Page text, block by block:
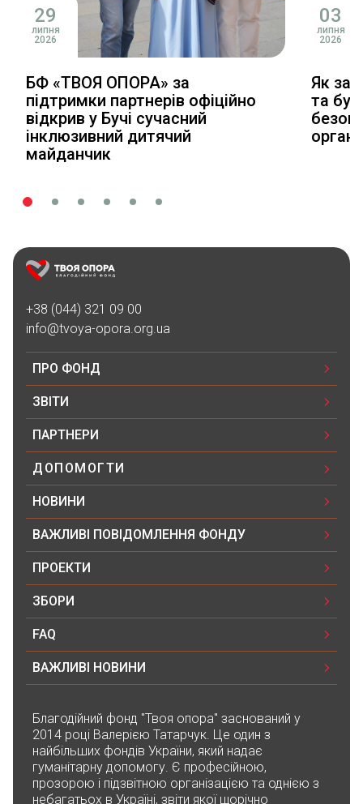
29
липня
2026
БФ «ТВОЯ ОПОРА» за
підтримки партнерів офіційно
відкрив у Бучі сучасний
інклюзивний дитячий
майданчик
03
липня
2026
Як
та
+38 (044) 321 09 00
info@tvoya-opora.org.ua
ПРО ФОНД
ЗВІТИ
ПАРТНЕРИ
ДОПОМОГТИ
НОВИНИ
ВАЖЛИВІ ПОВІДОМЛЕННЯ ФОНДУ
ПРОЕКТИ
ЗБОРИ
FAQ
ВАЖЛИВІ НОВИНИ
Благодійний фонд "Твоя опора" заснований у
2014 році Валерією Татарчук. Це один з
найбільших фондів України, який надає
гуманітарну допомогу. Є професійною,
прозорою і підзвітною організацією та однією з
небагатьох в Україні, звіти якої щорічно